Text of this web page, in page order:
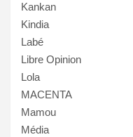
Kankan
Kindia
Labé
Libre Opinion
Lola
MACENTA
Mamou
Média